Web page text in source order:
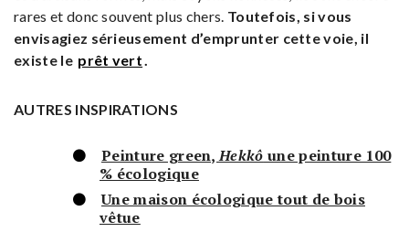
rares et donc souvent plus chers. Toutefois, si vous
envisagiez sérieusement d’emprunter cette voie, il
existe le prêt vert.
AUTRES INSPIRATIONS
Peinture green,Hekkô une peinture 100
% écologique
Une maison écologique tout de bois
vêtue